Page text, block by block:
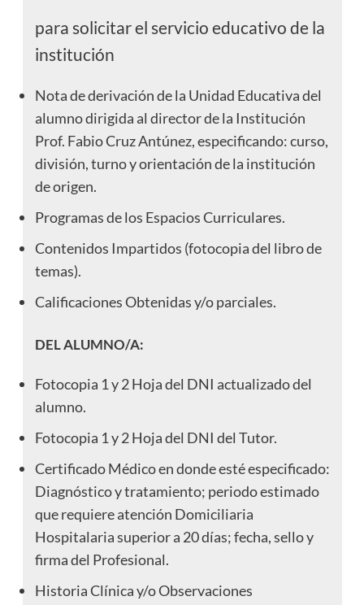
para solicitar el servicio educativo de la
institución
Nota de derivación de la Unidad Educativa del
alumno dirigida al director de la Institución
Prof. Fabio Cruz Antúnez, especificando: curso,
división, turno y orientación de la institución
de origen.
Programas de los Espacios Curriculares.
Contenidos Impartidos (fotocopia del libro de
temas).
Calificaciones Obtenidas y/o parciales.
DEL ALUMNO/A:
Fotocopia 1 y 2 Hoja del DNI actualizado del
alumno.
Fotocopia 1 y 2 Hoja del DNI del Tutor.
Certificado Médico en donde esté especificado:
Diagnóstico y tratamiento; periodo estimado
que requiere atención Domiciliaria
Hospitalaria superior a 20 días; fecha, sello y
firma del Profesional.
Historia Clínica y/o Observaciones